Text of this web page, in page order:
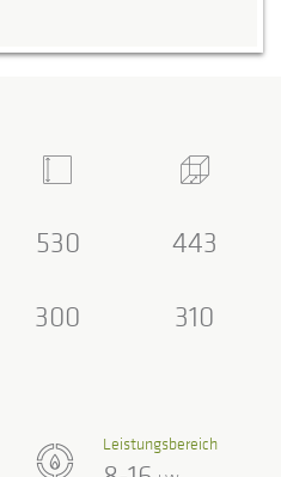
530 443
300 310
Leistungsbereich